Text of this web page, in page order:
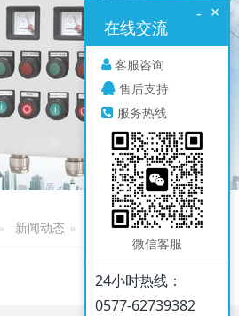
新闻动态 防爆行业资讯
×
-
在线交流
客服咨询
售后支持
服务热线
微信客服
24小时热线：
0577-62739382